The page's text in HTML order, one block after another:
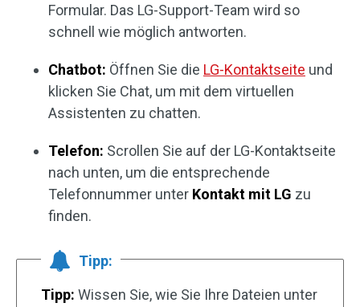
Formular. Das LG-Support-Team wird so
schnell wie möglich antworten.
Chatbot: Öffnen Sie die LG-Kontaktseite und
klicken Sie Chat, um mit dem virtuellen
Assistenten zu chatten.
Telefon: Scrollen Sie auf der LG-Kontaktseite
nach unten, um die entsprechende
Telefonnummer unter Kontakt mit LG zu
finden.
Tipp:
Tipp: Wissen Sie, wie Sie Ihre Dateien unter